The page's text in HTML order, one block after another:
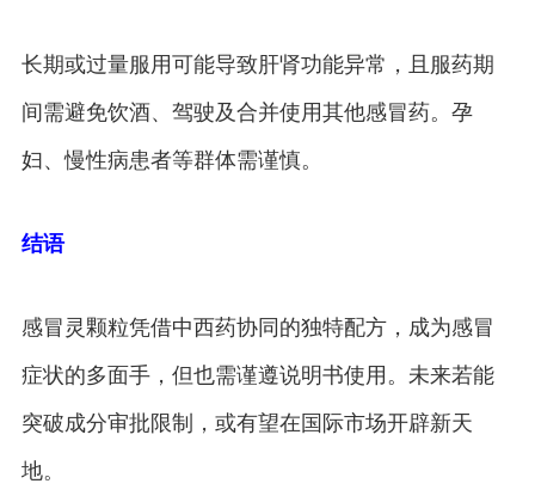
长期或过量服用可能导致肝肾功能异常，且服药期
间需避免饮酒、驾驶及合并使用其他感冒药。孕
妇、慢性病患者等群体需谨慎。
结语
感冒灵颗粒凭借中西药协同的独特配方，成为感冒
症状的多面手，但也需谨遵说明书使用。未来若能
突破成分审批限制，或有望在国际市场开辟新天
地。